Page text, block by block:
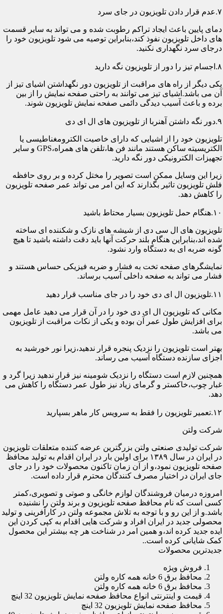
۷.عدم قرار دادن تلویزیون در جای سرد
دمای پایین باعث ایجاد تراکم رطوبت شده و می تواند به سایر قسمت
های داخل تلویزیون نفوذ کند،بنابراین توصیه می شود تلویزیون خود را
درجای سرد نگهداری نکنید.
۸.اجسام تیز را دور از تلویزیون نگه دارید
یکی دیگر از راه های مراقبت از تلویزیون دور نگهداشتن اشیای تیز از
آن می باشد.اشیای تیز می توانند به راحتی صفحه نمایش را از بین
برده و باعث آسیب دیدگی دائمی صفحه نمایش تلویزیون شوند.
۹.دور نگه داشتن آهنربا از تلویزیون های ال ای دی
تلویزیون خود را از اشیایی که دارای خاصیت الکترومغناطیسی یا
الکتریسیته ساکن هستند مانند فن ها،تلفن های همراه،GPS و سایر
تجهیزات الکترونیکی دور نگه دارید.
زیرا این وسایل ممکن است تصویر را مختل کرده و بر روی حافظه
فلش تلویزیون تاثیر بگذارند که این امر می تواند عمر صفحه تلویزیون
را کاهش دهد.
۱۰.هنگام حمل تلویزیون بسیار محتاط باشید
تلویزیون های ال سی دی از شیشه های نازک و شکننده ای ساخته
شده اند،بنابراین هنگام بلند حرکت آنها باید دقت داشته باشید تا هیچ
گونه ضربه ای به دستگاه وارد نشود.
نمایشگرهای صفحه تخت به فشار و ضربه فیزیکی حساس هستند و
فشار می تواند به صفحه داخلی آسیب برساند.
۱۱.تلویزیون ال ای دی خود را در جای مناسب قرار دهید
مکانی که تلویزیون ال ای دی خود را در آن قرار می دهید عامل مهمی
برای افزایش طول عمر آن بوده و یکی از نکات مراقبت از تلویزیون
می باشد.
بهتر است تلویزیون را نزدیک پنجره قرار ندهید،زیرا نور خورشید به
اجزای سازنده دستگاه آسیب می رساند.
همچنین لازم است دستگاه را نزدیک شومینه نیز قرار ندهید زیرا گرد و
غبار چوب،خاکستر و گرمای زیاد نیز طول عمر دستگاه را کاهش می
دهد.
۱۲.تعمیر تلویزیون را فقط به سرویس کار ماهر بسپارید
شرکت ولتن
شرکت تولیدی صنعتی ولتن بزرگترین عرضه کننده متعلقات تلویزیون
در ایران در سال ۱۳۸۹ برای اولین بار در ایران اقدام به تولید محافظ
صفحه تلویزیون نمود،و از آن زمان تاکنون محصولات خود را در جای
جای ایران در اختیار مصرف کنندگان محترم قرار داده است.
امروزه درمیان فروشندگان لوازم خانگی و صوتی و تصویری،کمتر
کسی است که نام محافظ صفحه تلویزیون و برند ولتن را نشنیده
باشد.و از این رو و با توجه به تلاش مجموعه ولتن در کارآفرینی و تولید
محصولی جدید در ایران افراد و شرکت هایی اقدام به کپی کردن این
ایده جدید کرده اند،و همین امر در شناخت هر چه بیشتر این محصول
کمک شایانی کرده است..
جدیدترین محصولات
فروش ویژه
محافظ برق 6 خانه همه کاره ولتن
محافظ برق 6 خانه همه کاره ولتن
قیمت و اینترنتی انواع محافظ صفحه نمایش تلویزیون 32 اینچ
محافظ صفحه نمایش تلویزیون 32 اینچ